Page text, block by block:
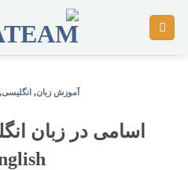
آموزش زبان, انگلیسی